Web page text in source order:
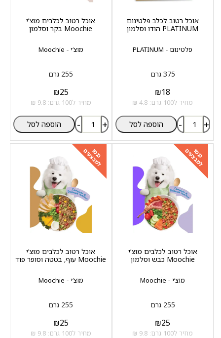
פלטינום - PLATINUM
אוכל רטוב לכלב פלטינום
PLATINUM הודו וסלמון
375 גרם
₪18
מחיר ל100 גרם: 4.8 ₪
- + הוספה לסל
מוצ‘י - Moochie
אוכל רטוב לכלבים מוצ‘י
Moochie בקר וסלמון
255 גרם
₪25
מחיר ל100 גרם: 9.8 ₪
- + הוספה לסל
כנסו
למבצעים
מוצ‘י - Moochie
אוכל רטוב לכלבים מוצ‘י
Moochie כבש וסלמון
255 גרם
₪25
מחיר ל100 גרם: 9.8 ₪
כנסו
למבצעים
מוצ‘י - Moochie
אוכל רטוב לכלבים מוצ‘י
Moochie עוף, בטטה וסופר פוד
255 גרם
₪25
מחיר ל100 גרם: 9.8 ₪